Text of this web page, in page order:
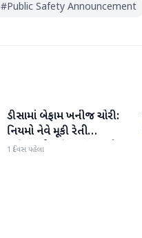
#Public Safety Announcement
બનાસકાંઠા
ડીસામાં બેફામ ખનીજ ચોરી:
નિયમો નેવે મૂકી રેતી
માફિયાઓ સક્રિય, તંત્ર સામે
1 દિવસ પહેલા